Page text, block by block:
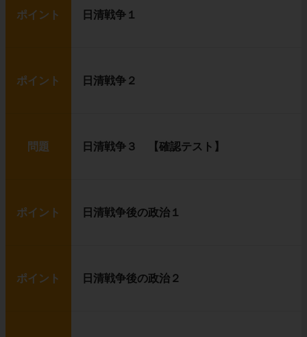
ポイント 日清戦争１
ポイント 日清戦争２
問題 日清戦争３ 【確認テスト】
ポイント 日清戦争後の政治１
ポイント 日清戦争後の政治２